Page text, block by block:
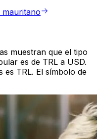
muestran que el tipo
es de TRL a USD.
es TRL. El símbolo de